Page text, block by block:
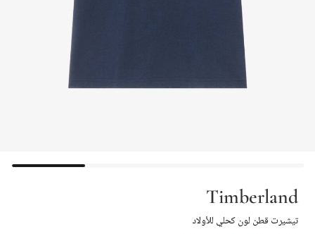
Timberland
تيشيرت قطن لون كحلي للأولاد